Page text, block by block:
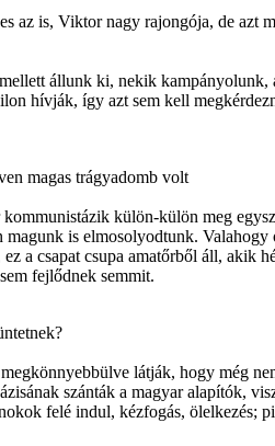
is, Viktor nagy rajongója, de azt
állunk ki, nekik
hívják, így azt sem kell
magas trágyadomb volt
külön-külön meg
is elmosolyodtunk.
a csapat csupa amatőrből áll, akik
fejlődnek semmit.
látják, hogy még
szánták a magyar alapítók,
felé indul, kézfogás, ölelkezés;